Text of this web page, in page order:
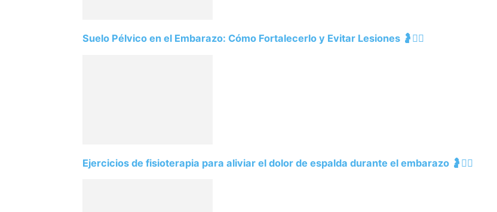
Suelo Pélvico en el Embarazo: Cómo Fortalecerlo y Evitar Lesiones 🤰🧘‍♀️
Ejercicios de fisioterapia para aliviar el dolor de espalda durante el embarazo 🤰🧘‍♀️